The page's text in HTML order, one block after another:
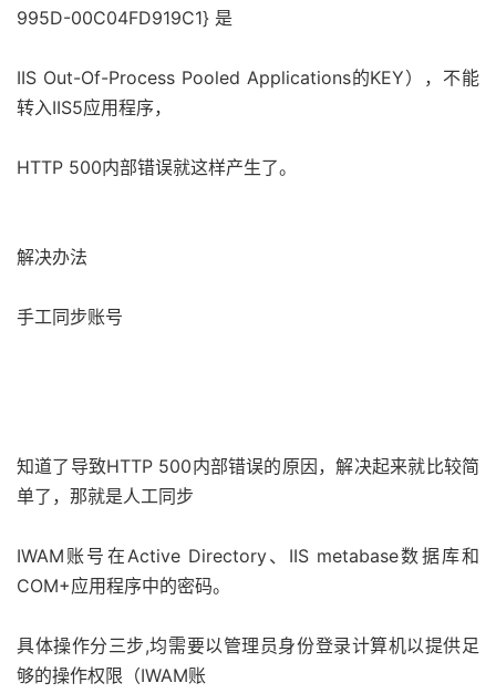
995D-00C04FD919C1} 是
IIS Out-Of-Process Pooled Applications的KEY），不能
转入IIS5应用程序，
HTTP 500内部错误就这样产生了。
解决办法
手工同步账号
知道了导致HTTP 500内部错误的原因，解决起来就比较简
单了，那就是人工同步
IWAM账号在Active Directory、IIS metabase数据库和
COM+应用程序中的密码。
具体操作分三步,均需要以管理员身份登录计算机以提供足
够的操作权限（IWAM账